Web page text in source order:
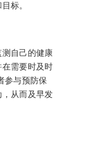
标。
自己的健康
需要时及时
参与预防保
从而及早发